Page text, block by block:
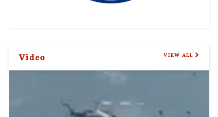
Video VIEW ALL